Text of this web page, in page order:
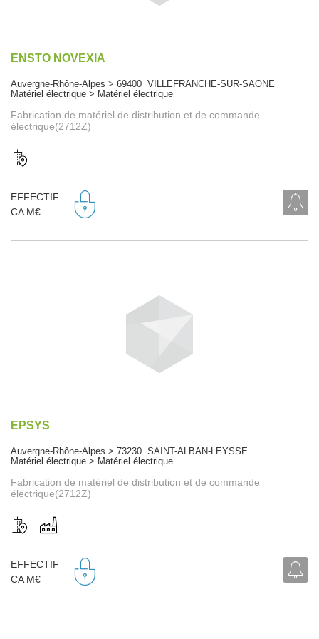
ENSTO NOVEXIA
Auvergne-Rhône-Alpes > 69400 VILLEFRANCHE-SUR-SAONE
Matériel électrique > Matériel électrique
Fabrication de matériel de distribution et de commande
électrique(2712Z)
EFFECTIF
CA M€
EPSYS
Auvergne-Rhône-Alpes > 73230 SAINT-ALBAN-LEYSSE
Matériel électrique > Matériel électrique
Fabrication de matériel de distribution et de commande
électrique(2712Z)
EFFECTIF
CA M€